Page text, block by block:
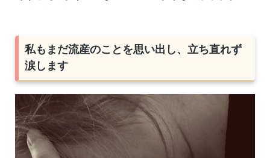
私もまだ流産のことを思い出し、立ち直れず
涙します